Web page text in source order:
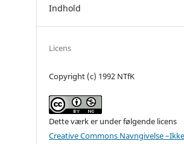
Indhold
Licens
Copyright (c) 1992 NTfK
Dette værk er under følgende licens
Creative Commons Navngivelse